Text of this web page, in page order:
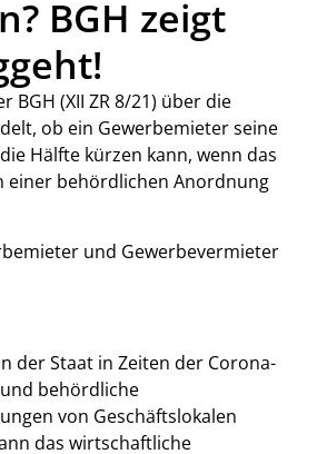
BGH zeigt
BGH (XII ZR 8/21) über die
ob ein Gewerbemieter seine
Hälfte kürzen kann, wenn das
einer behördlichen Anordnung
und Gewerbevermieter
der Staat in Zeiten der Corona-
behördliche
von Geschäftslokalen
das wirtschaftliche